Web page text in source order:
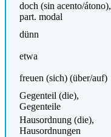
doch (sin acento/átono),
part. modal
dünn
etwa
freuen (sich) (über/auf)
Gegenteil (die),
Gegenteile
Hausordnung (die),
Hausordnungen